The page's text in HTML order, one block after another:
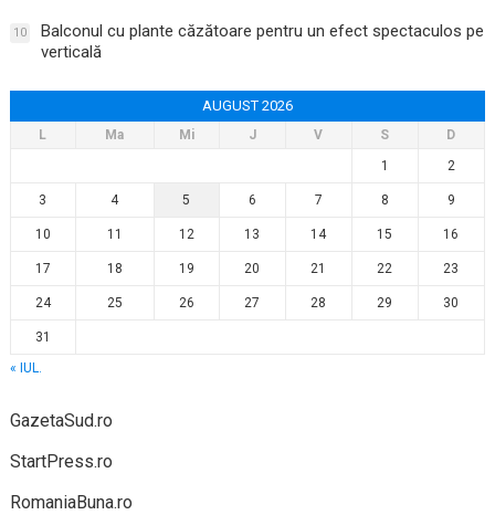
10
Balconul cu plante căzătoare pentru un efect spectaculos pe
verticală
AUGUST 2026
L Ma Mi J V S
D
1
2
3 4 5 6 7 8 9
10 11 12 13 14 15 16
17 18 19 20 21 22 23
24 25 26 27 28 29 30
31
« IUL.
GazetaSud.ro
StartPress.ro
RomaniaBuna.ro